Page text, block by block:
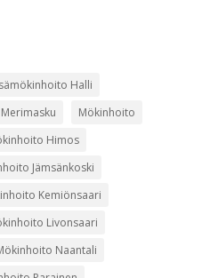
Halli
Merimasku
Mökinhoito
Himos
Jämsänkoski
Kemiönsaari
Livonsaari
Naantali